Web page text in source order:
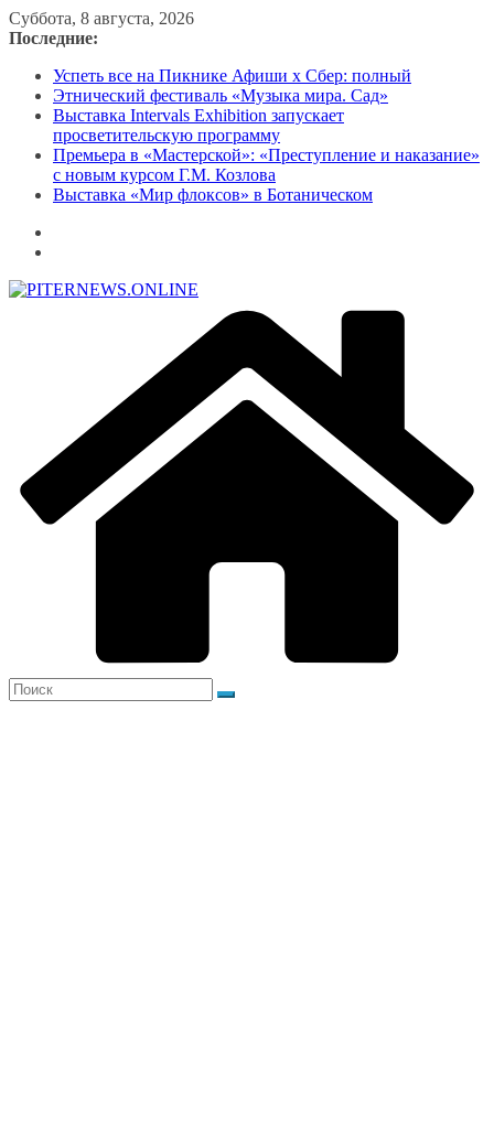
Перейти
к
Суббота, 8 августа, 2026
Последние:
Успеть все на Пикнике Афиши x Сбер: полный
Этнический фестиваль «Музыка мира. Сад»
Выставка Intervals Exhibition запускает
просветительскую программу
Премьера в «Мастерской»: «Преступление и наказание»
с новым курсом Г.М. Козлова
Выставка «Мир флоксов» в Ботаническом